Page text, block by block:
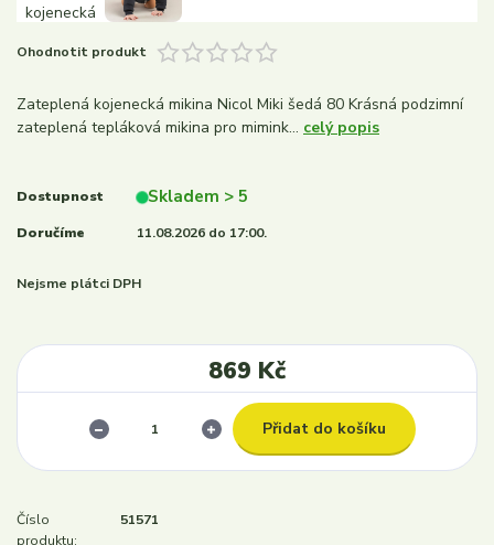
Ohodnotit produkt
Zateplená kojenecká mikina Nicol Miki šedá 80 Krásná podzimní
zateplená tepláková mikina pro mimink... celý popis
Dostupnost Skladem > 5
Doručíme 11.08.2026 do 17:00.
Nejsme plátci DPH
869 Kč
Přidat do košíku
Číslo
produktu:
51571